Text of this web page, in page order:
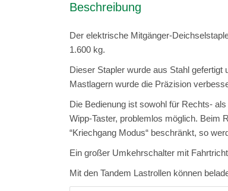
Beschreibung
Der elektrische Mitgänger-
1.600 kg.
Dieser Stapler wurde aus Stahl
Mastlagern wurde die Präzision
Die Bedienung ist sowohl für Rechts-
Wipp-Taster, problemlos möglich. Beim
“Kriechgang Modus“ beschränkt, so
Ein großer Umkehrschalter mit
Mit den Tandem Lastrollen können